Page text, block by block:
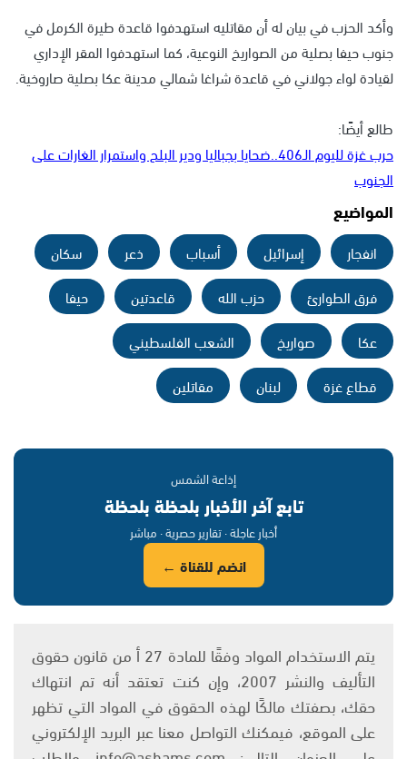
وأكد الحزب في بيان له أن مقاتليه استهدفوا قاعدة طيرة الكرمل في
جنوب حيفا بصلية من الصواريخ النوعية، كما استهدفوا المقر الإداري
لقيادة لواء جولاني في قاعدة شراغا شمالي مدينة عكا بصلية صاروخية.
طالع أيضًا:
حرب غزة لليوم الـ406..ضحايا بجباليا ودير البلح واستمرار الغارات على
الجنوب
المواضيع
انفجار إسرائيل أسباب ذعر
سكان
فرق الطوارئ
حزب الله قاعدتين
حيفا
عكا
صواريخ
الشعب الفلسطيني
قطاع غزة
لبنان مقاتلين
إذاعة الشمس
تابع آخر الأخبار بلحظة بلحظة
أخبار عاجلة · تقارير حصرية · مباشر
انضم للقناة ←
يتم الاستخدام المواد وفقًا للمادة 27 أ من قانون حقوق
التأليف والنشر 2007، وإن كنت تعتقد أنه تم انتهاك
حقك، بصفتك مالكًا لهذه الحقوق في المواد التي تظهر
على الموقع، فيمكنك التواصل معنا عبر البريد الإلكتروني